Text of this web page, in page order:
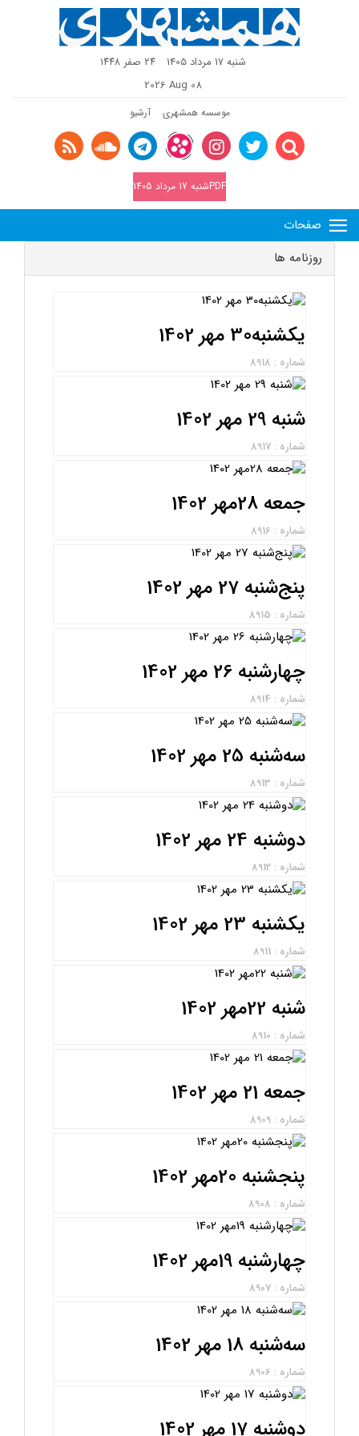
شنبه 17 مرداد 1405
٢٤ صفر ١٤٤٨
2026 Aug 08
موسسه همشهری آرشیو
PDFشنبه 17 مرداد 1405
صفحات
روزنامه ها
یکشنبه30 مهر 1402
شماره : 8918
شنبه 29 مهر 1402
شماره : 8917
جمعه 28مهر 1402
شماره : 8916
پنج‌شنبه 27 مهر 1402
شماره : 8915
چهارشنبه 26 مهر 1402
شماره : 8914
سه‌شنبه 25 مهر 1402
شماره : 8913
دوشنبه 24 مهر 1402
شماره : 8912
یکشنبه 23 مهر 1402
شماره : 8911
شنبه 22مهر 1402
شماره : 8910
جمعه 21 مهر 1402
شماره : 8909
پنجشنبه 20مهر 1402
شماره : 8908
چهارشنبه 19مهر 1402
شماره : 8907
سه‌شنبه 18 مهر 1402
شماره : 8906
دوشنبه 17 مهر 1402